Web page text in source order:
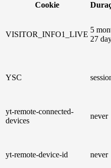
Cookie
VISITOR_INFO1_LIVE
5
27
YSC
yt-remote-connected-
devices
never
yt-remote-device-id never